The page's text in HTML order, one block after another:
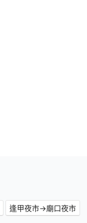
逢甲夜市→廟口夜市